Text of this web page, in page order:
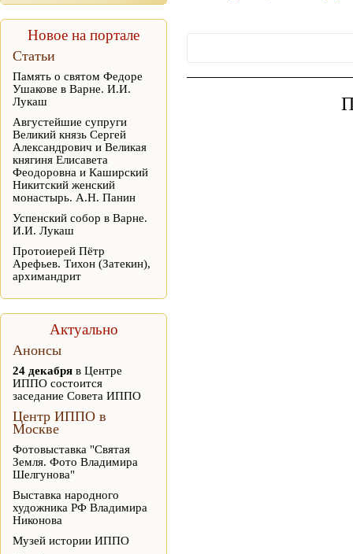
Новое на портале
Статьи
Память о святом Федоре
Ушакове в Варне. И.И.
Лукаш
Августейшие супруги
Великий князь Сергей
Александрович и Великая
княгиня Елисавета
Феодоровна и Каширский
Никитский женский
монастырь. А.Н. Панин
Успенский собор в Варне.
И.И. Лукаш
Протоиерей Пётр
Арефьев. Тихон (Затекин),
архимандрит
Актуально
Анонсы
24 декабря в Центре
ИППО состоится
заседание Совета ИППО
Центр ИППО в
Москве
Фотовыставка "Святая
Земля. Фото Владимира
Шелгунова"
Выставка народного
художника РФ Владимира
Никонова
Музей истории ИППО